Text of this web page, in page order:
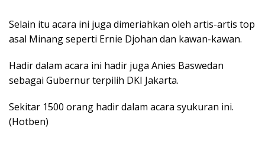
Selain itu acara ini juga dimeriahkan oleh artis-artis top
asal Minang seperti Ernie Djohan dan kawan-kawan.
Hadir dalam acara ini hadir juga Anies Baswedan
sebagai Gubernur terpilih DKI Jakarta.
Sekitar 1500 orang hadir dalam acara syukuran ini.
(Hotben)